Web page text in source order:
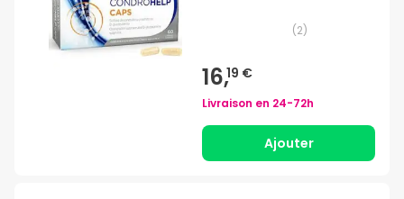
(2)
16,19 €
Livraison en 24-72h
Ajouter